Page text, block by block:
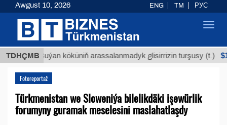
TDHÇMB
Buýan köküniň arassalanmadyk glisirrizin turşusy (t.)
Fotoreportaž
Türkmenistan we Sloweniýa bilelikdäki işewürlik
forumyny guramak meselesini maslahatlaşdy
Awgust 10, 2026 ENG TM РУС